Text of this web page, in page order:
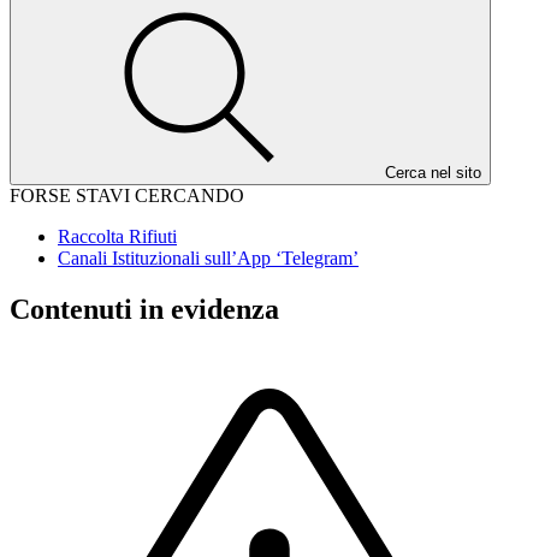
Cerca nel sito
FORSE STAVI CERCANDO
Raccolta Rifiuti
Canali Istituzionali sull’App ‘Telegram’
Contenuti in evidenza